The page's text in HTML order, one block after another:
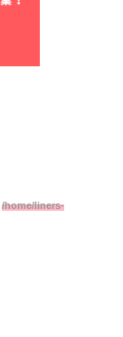
/home/liners-